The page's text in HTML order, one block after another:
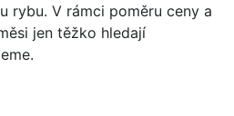
rybu. V rámci poměru ceny a
jen těžko hledají